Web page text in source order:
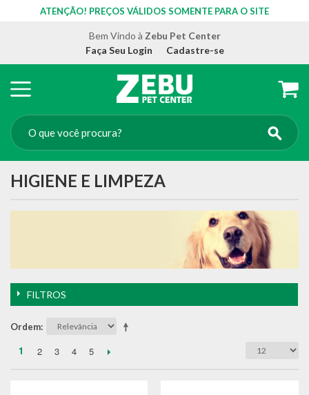
ATENÇÃO! PREÇOS VÁLIDOS SOMENTE PARA O SITE
Bem Vindo à Zebu Pet Center
Faça Seu Login
Cadastre-se
HIGIENE E LIMPEZA
FILTROS
Ordem
1 2 3 4 5